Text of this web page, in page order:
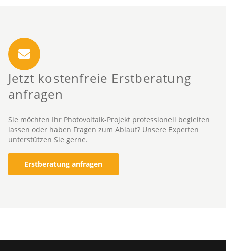
Jetzt kostenfreie Erstberatung
anfragen
Sie möchten Ihr Photovoltaik-Projekt professionell begleiten
lassen oder haben Fragen zum Ablauf? Unsere Experten
unterstützen Sie gerne.
Erstberatung anfragen